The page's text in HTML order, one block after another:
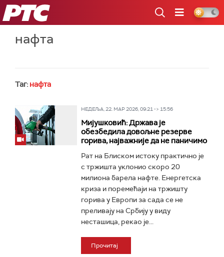
РТС
нафта
Таг: нафта
НЕДЕЉА, 22. МАР 2026, 09:21 -> 15:56
Мијушковић: Држава је
обезбедила довољне резерве
горива, најважније да не паничимо
Рат на Блиском истоку практично је
с тржишта уклонио скоро 20
милиона барела нафте. Енергетска
криза и поремећаји на тржишту
горива у Европи за сада се не
преливају на Србију у виду
несташица, рекао је...
Прочитај